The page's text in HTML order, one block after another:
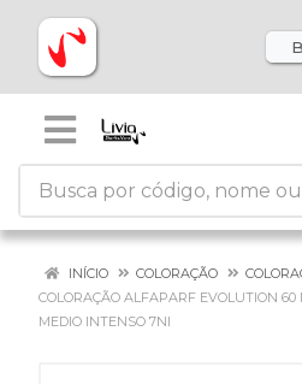
INÍCIO COLORAÇÃO
COLORAÇÃO ALFAPARF EVOLUTION 60
MEDIO INTENSO 7NI